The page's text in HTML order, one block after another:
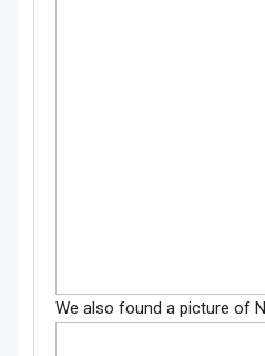
We also found a picture of